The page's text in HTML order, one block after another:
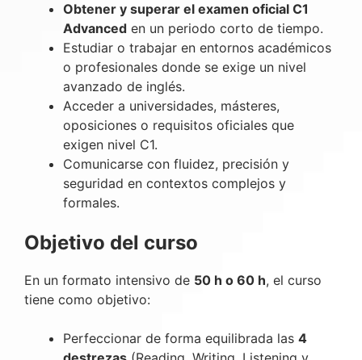
Obtener y superar el examen oficial C1
Advanced en un periodo corto de tiempo.
Estudiar o trabajar en entornos académicos
o profesionales donde se exige un nivel
avanzado de inglés.
Acceder a universidades, másteres,
oposiciones o requisitos oficiales que
exigen nivel C1.
Comunicarse con fluidez, precisión y
seguridad en contextos complejos y
formales.
Objetivo del curso
En un formato intensivo de 50 h o 60 h, el curso
tiene como objetivo:
Perfeccionar de forma equilibrada las 4